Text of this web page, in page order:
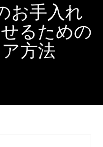
お手入れ
るための
方法